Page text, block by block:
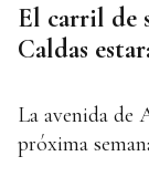
El carril de
Caldas
La avenida de
próxima